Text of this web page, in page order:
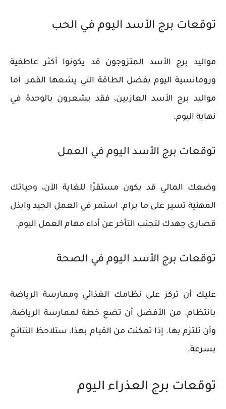
توقعات برج الأسد اليوم في الحب
مواليد برج الأسد المتزوجون قد يكونوا أكثر عاطفية
ورومانسية اليوم بفضل الطاقة التي يشعها القمر. أما
مواليد برج الأسد العازبين، فقد يشعرون بالوحدة في
نهاية اليوم.
توقعات برج الأسد اليوم في العمل
وضعك المالي قد يكون مستقرًا للغاية الآن، وحياتك
المهنية تسير على ما يرام. استمر في العمل الجيد وابذل
قصارى جهدك لتجنب التأخر عن أداء مهام العمل اليوم.
توقعات برج الأسد اليوم في الصحة
عليك أن تركز على نظامك الغذائي وممارسة الرياضة
بانتظام. من الأفضل أن تضع خطة لممارسة الرياضة،
وأن تلتزم بها. إذا تمكنت من القيام بهذا، ستلاحظ النتائج
بسرعة.
توقعات برج العذراء اليوم